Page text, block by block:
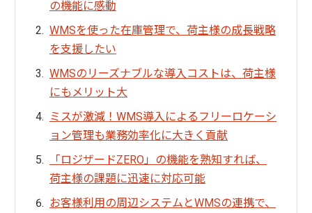
の機能に感動
WMSを使った在庫管理で、荷主様の成長戦略
を支援したい
WMSのリーズナブルな導入コストは、荷主様
にもメリット大
ミスが激減！WMS導入によるフリーロケーシ
ョン管理も業務効率化に大きく貢献
「ロジザードZERO」の機能を熟知すれば、
荷主様の課題に迅速に対応可能
お客様利用の周辺システムとWMSの連携で、